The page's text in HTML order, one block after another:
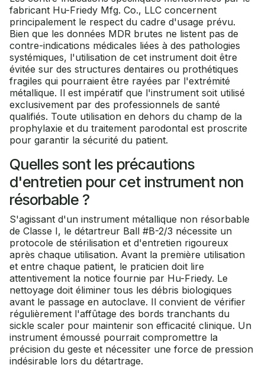
fabricant Hu-Friedy Mfg. Co., LLC concernent
principalement le respect du cadre d'usage prévu.
Bien que les données MDR brutes ne listent pas de
contre-indications médicales liées à des pathologies
systémiques, l'utilisation de cet instrument doit être
évitée sur des structures dentaires ou prothétiques
fragiles qui pourraient être rayées par l'extrémité
métallique. Il est impératif que l'instrument soit utilisé
exclusivement par des professionnels de santé
qualifiés. Toute utilisation en dehors du champ de la
prophylaxie et du traitement parodontal est proscrite
pour garantir la sécurité du patient.
Quelles sont les précautions
d'entretien pour cet instrument non
résorbable ?
S'agissant d'un instrument métallique non résorbable
de Classe I, le détartreur Ball #B-2/3 nécessite un
protocole de stérilisation et d'entretien rigoureux
après chaque utilisation. Avant la première utilisation
et entre chaque patient, le praticien doit lire
attentivement la notice fournie par Hu-Friedy. Le
nettoyage doit éliminer tous les débris biologiques
avant le passage en autoclave. Il convient de vérifier
régulièrement l'affûtage des bords tranchants du
sickle scaler pour maintenir son efficacité clinique. Un
instrument émoussé pourrait compromettre la
précision du geste et nécessiter une force de pression
indésirable lors du détartrage.